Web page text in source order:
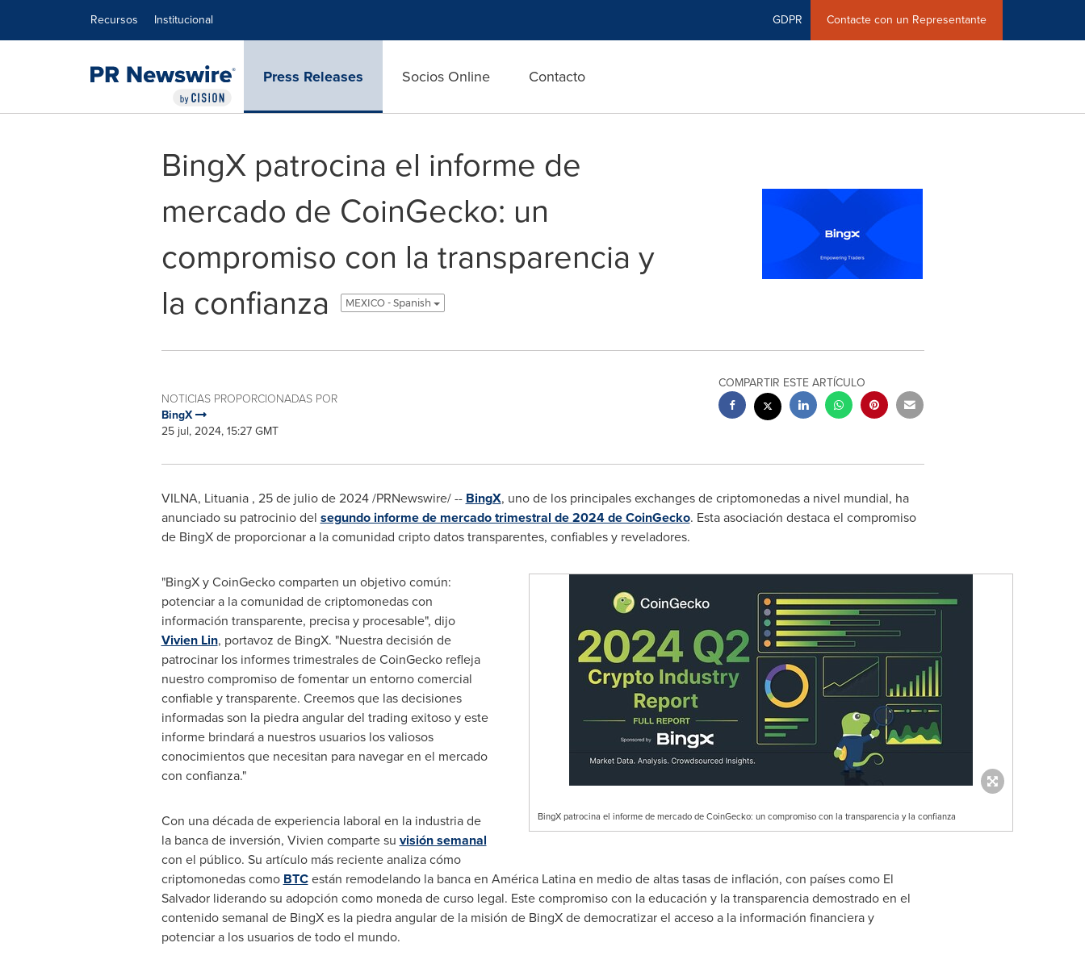
Recursos Institucional GDPR Contacte con un Representante
Press Releases Socios Online Contacto
BingX patrocina el informe de
mercado de CoinGecko: un
compromiso con la transparencia y
la confianza
MEXICO - Spanish
NOTICIAS PROPORCIONADAS POR
BingX
25 jul, 2024, 15:27 GMT
COMPARTIR ESTE ARTÍCULO
VILNA, Lituania , 25 de julio de 2024/PRNewswire/ -- BingX, uno de los principales exchanges de criptomonedas a nivel mundial, ha
anunciado su patrocinio del segundo informe de mercado trimestral de 2024 de CoinGecko. Esta asociación destaca el compromiso
de BingX de proporcionar a la comunidad cripto datos transparentes, confiables y reveladores.
BingX patrocina el informe de mercado de CoinGecko: un compromiso con la transparencia y la confianza
"BingX y CoinGecko comparten un objetivo común:
potenciar a la comunidad de criptomonedas con
información transparente, precisa y procesable", dijo
Vivien Lin, portavoz de BingX. "Nuestra decisión de
patrocinar los informes trimestrales de CoinGecko refleja
nuestro compromiso de fomentar un entorno comercial
confiable y transparente. Creemos que las decisiones
informadas son la piedra angular del trading exitoso y este
informe brindará a nuestros usuarios los valiosos
conocimientos que necesitan para navegar en el mercado
con confianza."
Con una década de experiencia laboral en la industria de
la banca de inversión, Vivien comparte su visión semanal
con el público. Su artículo más reciente analiza cómo
criptomonedas como BTCestán remodelando la banca en América Latina en medio de altas tasas de inflación, con países como El
Salvadorliderando su adopción como moneda de curso legal. Este compromiso con la educación y la transparencia demostrado en el
contenido semanal de BingX es la piedra angular de la misión de BingX de democratizar el acceso a la información financiera y
potenciar a los usuarios de todo el mundo.